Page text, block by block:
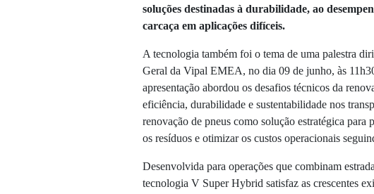
soluções destinadas à durabilidade, ao
carcaça em aplicações difíceis.
A tecnologia também foi o tema de uma palestra
Geral da Vipal EMEA, no dia 09 de junho, às
apresentação abordou os desafios técnicos da
eficiência, durabilidade e sustentabilidade nos
renovação de pneus como solução estratégica
os resíduos e otimizar os custos operacionais
Desenvolvida para operações que combinam
tecnologia V Super Hybrid satisfaz as crescentes